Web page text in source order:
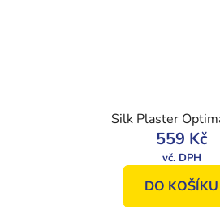
Silk Plaster
559 Kč
DO KOŠÍKU